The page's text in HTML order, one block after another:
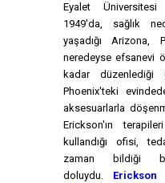
Eyalet Üniversitesi
1949'da, sağlık
yaşadığı Arizona,
neredeyse efsanevi
kadar düzenlediği
Phoenix'teki
aksesuarlarla
Erickson'ın
kullandığı ofisi,
zaman bildiği
doluydu.